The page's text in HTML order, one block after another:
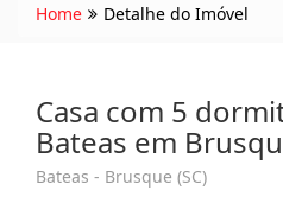
Home Detalhe do Imóvel
Casa com 5
Bateas em
Bateas - Brusque (SC)